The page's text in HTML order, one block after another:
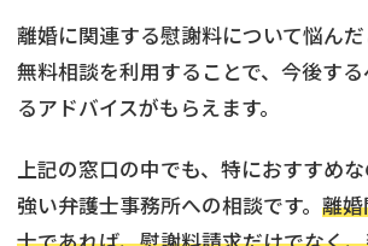
離婚に関連する慰謝料について悩ん
無料相談を利用することで、今後す
るアドバイスがもらえます。
上記の窓口の中でも、特におすすめ
強い弁護士事務所への相談です。 離